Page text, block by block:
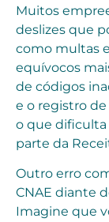
Muitos
deslizes que
como multas
equívocos
de códigos
e o registro
o que dificulta
parte da
Outro erro
CNAE diante
Imagine que